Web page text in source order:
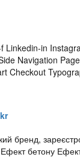
Linkedin-in
Navigation
Checkout
бренд,
Ефект бетону